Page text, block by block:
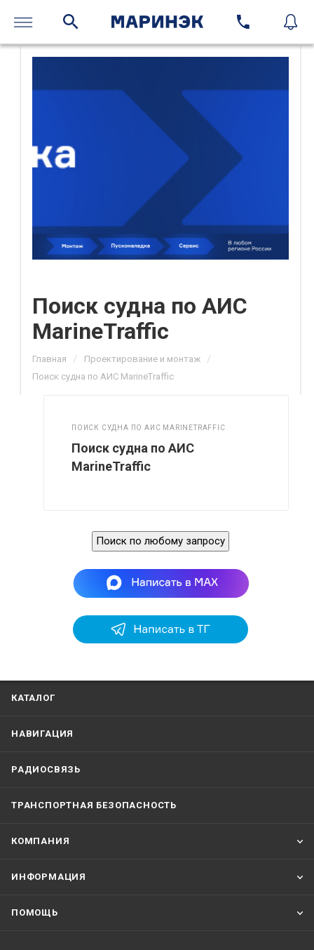
Поиск судна по АИС
MarineTraffic
Главная / Проектирование и монтаж /
Поиск судна по АИС MarineTraffic
ПОИСК СУДНА ПО АИС MARINETRAFFIC
Поиск судна по АИС
MarineTraffic
Поиск по любому запросу
КАТАЛОГ
НАВИГАЦИЯ
РАДИОСВЯЗЬ
ТРАНСПОРТНАЯ БЕЗОПАСНОСТЬ
КОМПАНИЯ
ИНФОРМАЦИЯ
ПОМОЩЬ